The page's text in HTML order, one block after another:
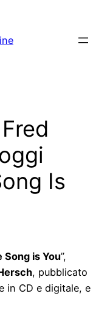
Is
Song is You”,
, pubblicato
in CD e digitale, e